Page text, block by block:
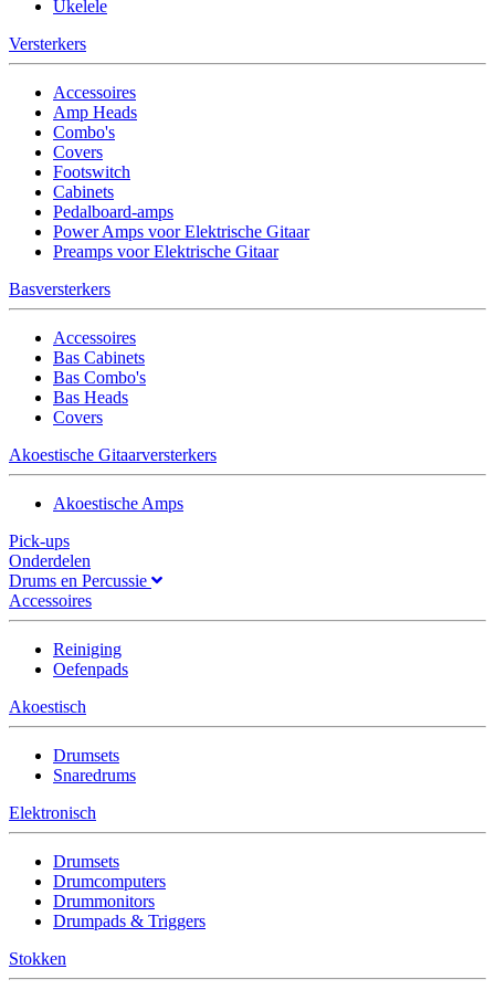
Ukelele
Versterkers
Accessoires
Amp Heads
Combo's
Covers
Footswitch
Cabinets
Pedalboard-amps
Power Amps voor Elektrische Gitaar
Preamps voor Elektrische Gitaar
Basversterkers
Accessoires
Bas Cabinets
Bas Combo's
Bas Heads
Covers
Akoestische Gitaarversterkers
Akoestische Amps
Pick-ups
Onderdelen
Drums en Percussie
Accessoires
Reiniging
Oefenpads
Akoestisch
Drumsets
Snaredrums
Elektronisch
Drumsets
Drumcomputers
Drummonitors
Drumpads & Triggers
Stokken